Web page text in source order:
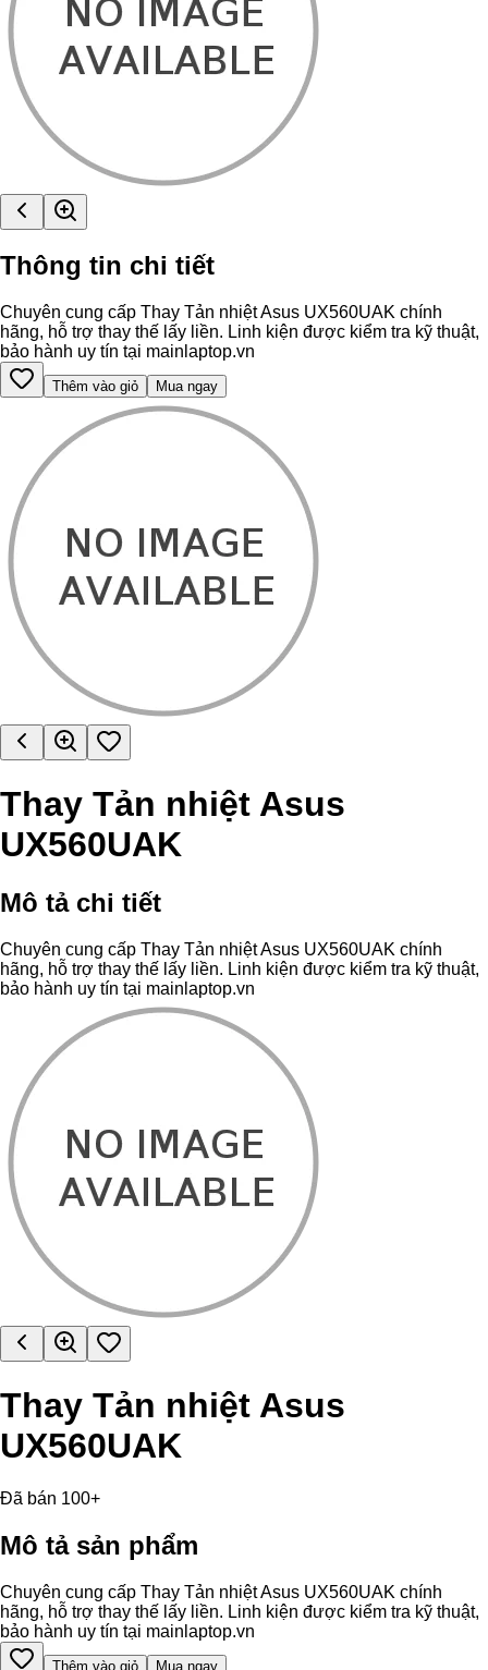
Thông tin chi tiết
Chuyên cung cấp Thay Tản nhiệt Asus UX560UAK chính
hãng, hỗ trợ thay thế lấy liền. Linh kiện được kiểm tra kỹ thuật,
bảo hành uy tín tại mainlaptop.vn
Thêm vào giỏ Mua ngay
Thay Tản nhiệt Asus
UX560UAK
Mô tả chi tiết
Chuyên cung cấp Thay Tản nhiệt Asus UX560UAK chính
hãng, hỗ trợ thay thế lấy liền. Linh kiện được kiểm tra kỹ thuật,
bảo hành uy tín tại mainlaptop.vn
Thay Tản nhiệt Asus
UX560UAK
Đã bán 100+
Mô tả sản phẩm
Chuyên cung cấp Thay Tản nhiệt Asus UX560UAK chính
hãng, hỗ trợ thay thế lấy liền. Linh kiện được kiểm tra kỹ thuật,
bảo hành uy tín tại mainlaptop.vn
Thêm vào giỏ Mua ngay